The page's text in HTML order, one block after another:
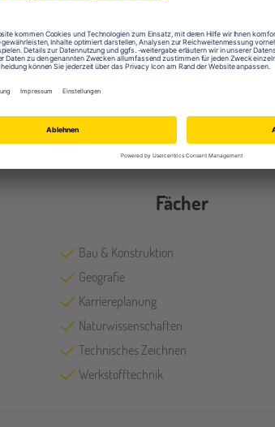
Ausstattung (u.a.)
Labore
Fächer
Bau & Konstruktion
Geografie
Karriereplanung
Naturwissenschaften
Technisches Zeichnen
Werkstofftechnik